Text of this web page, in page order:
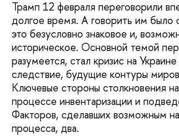
Трамп 12 февраля переговорили
долгое время. А говорить им
это безусловно знаковое и,
историческое. Основной темой
разумеется, стал кризис на Украине
следствие, будущие контуры
Ключевые стороны столкновения
процессе инвентаризации и
Факторов, сделавших возможным
процесса, два.